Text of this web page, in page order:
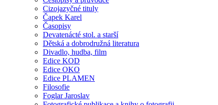
Cizojazyčné tituly
Čapek Karel
Časopisy
Devatenácté stol. a starší
Dětská a dobrodružná literatura
Divadlo, hudba, film
Edice KOD
Edice OKO
Edice PLAMEN
Filosofie
Foglar Jaroslav